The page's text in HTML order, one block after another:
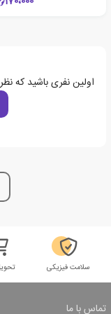
اولین نفری باشید که
سلامت فیزیکی
تماس با ما